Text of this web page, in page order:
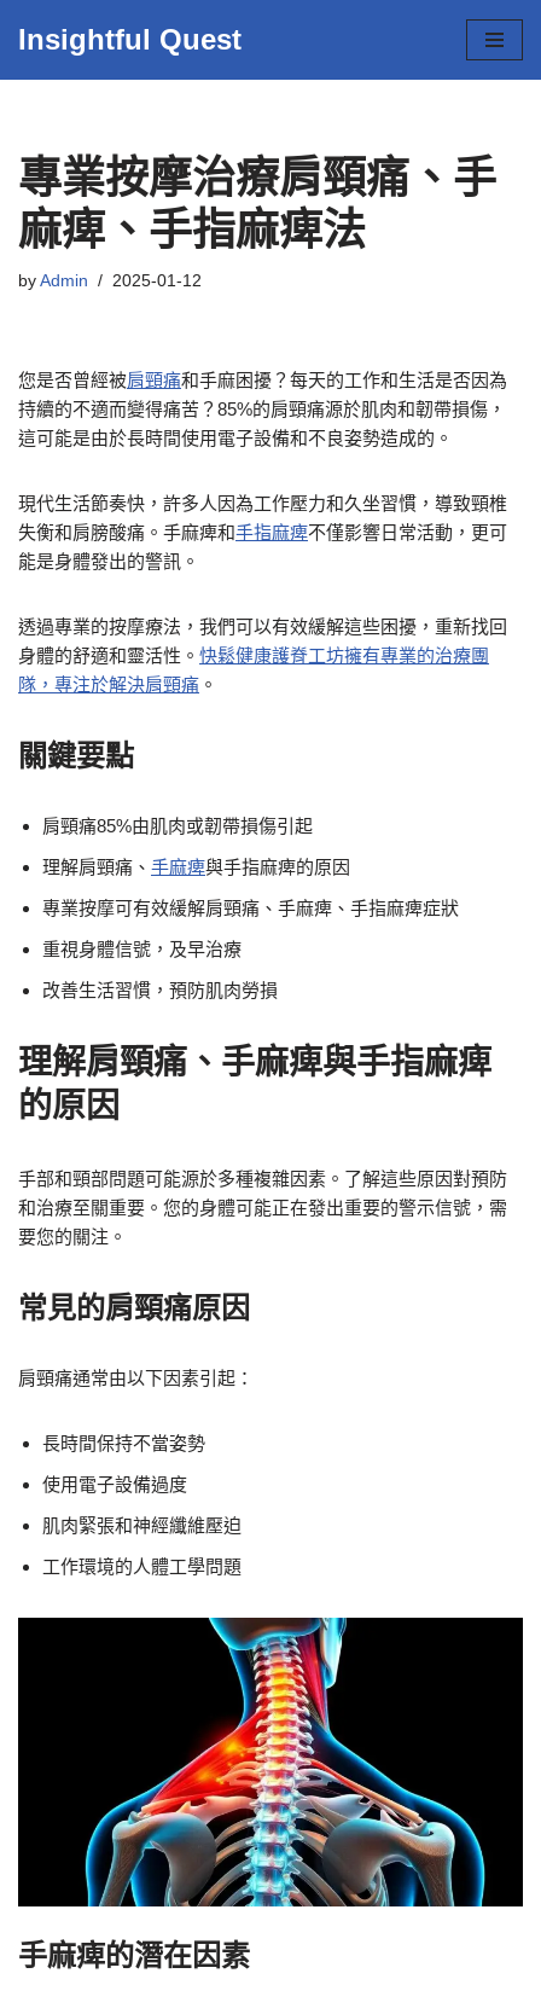
Insightful Quest
專業按摩治療肩頸痛、手
麻痺、手指麻痺法
by Admin 2025-01-12
您是否曾經被肩頸痛和手麻困擾？每天的工作和生活是否因為
持續的不適而變得痛苦？85%的肩頸痛源於肌肉和韌帶損傷，
這可能是由於長時間使用電子設備和不良姿勢造成的。
現代生活節奏快，許多人因為工作壓力和久坐習慣，導致頸椎
失衡和肩膀酸痛。手麻痺和手指麻痺不僅影響日常活動，更可
能是身體發出的警訊。
透過專業的按摩療法，我們可以有效緩解這些困擾，重新找回
身體的舒適和靈活性。 快鬆健康護脊工坊擁有專業的治療團
隊，專注於解決肩頸痛 。
關鍵要點
肩頸痛85%由肌肉或韌帶損傷引起
理解肩頸痛、 手麻痺與手指麻痺的原因
專業按摩可有效緩解肩頸痛、手麻痺、手指麻痺症狀
重視身體信號，及早治療
改善生活習慣，預防肌肉勞損
理解肩頸痛、手麻痺與手指麻痺
的原因
手部和頸部問題可能源於多種複雜因素。了解這些原因對預防
和治療至關重要。您的身體可能正在發出重要的警示信號，需
要您的關注。
常見的肩頸痛原因
肩頸痛通常由以下因素引起：
長時間保持不當姿勢
使用電子設備過度
肌肉緊張和神經纖維壓迫
工作環境的人體工學問題
手麻痺的潛在因素